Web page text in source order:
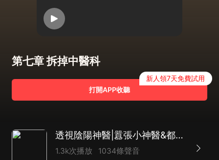
第七章 拆掉中醫科
打開APP收聽
新人領7天免費試用
透視陰陽神醫|囂張小神醫&都市之王|AI電子書
1.3k次播放 1034條聲音